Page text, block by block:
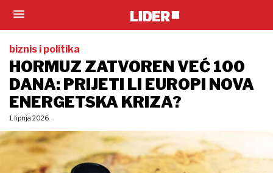
biznis i politika
HORMUZ ZATVOREN VEĆ 100
DANA: PRIJETI LI EUROPI NOVA
ENERGETSKA KRIZA?
1. lipnja 2026.